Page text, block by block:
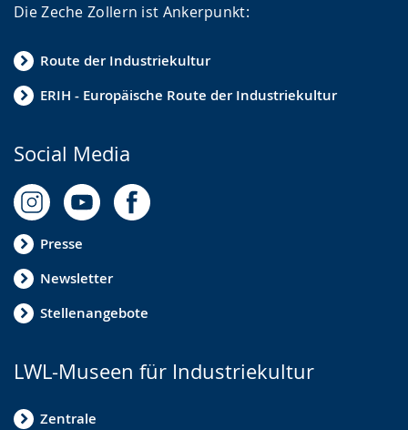
Die Zeche Zollern ist Ankerpunkt:
Route der Industriekultur
ERIH - Europäische Route der Industriekultur
Social Media
Presse
Newsletter
Stellenangebote
LWL-Museen für Industriekultur
Zentrale